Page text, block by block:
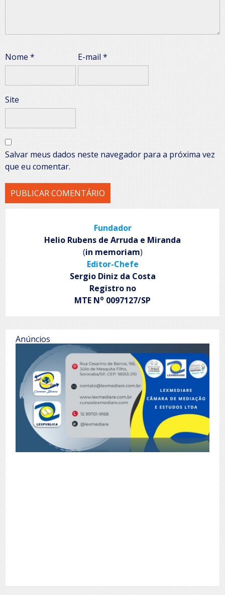
Nome * E-mail*
Site
Salvar meus dados neste navegador para a próxima vez
que eu comentar.
Fundador
Helio Rubens de Arruda e Miranda
(in memoriam)
Editor-Chefe
Sergio Diniz da Costa
Registro no
MTE No 0097127/SP
Anúncios